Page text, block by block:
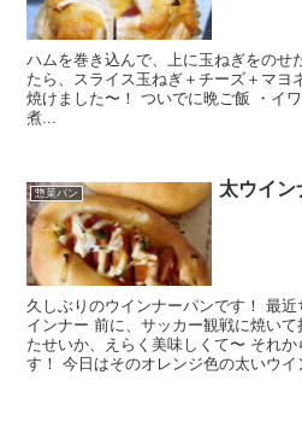
ハムを巻き込んで、上に玉ねぎをのせ
たら、スライス玉ねぎ＋チーズ＋マヨ
焼けました〜！ ついでに晩ご飯 ・イ
煮...
惣菜パン 太ウイン
久しぶりのウインナーパンです！ 最
インナー 前に、サッカー観戦に焼い
たせいか、えらく美味しくて〜 それ
す！ 今日はそのオレンジ色の太いウイ